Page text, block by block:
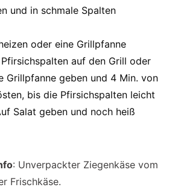
und in schmale Spalten
oder eine Grillpfanne
auf den Grill oder
Grillpfanne geben und 4 Min. von
bis die Pfirsichspalten leicht
Salat geben und noch heiß
: Unverpackter Ziegenkäse vom
Frischkäse.